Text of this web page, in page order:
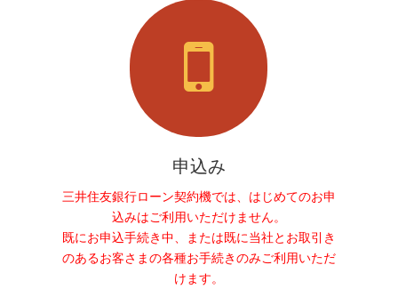
申込み
三井住友銀行ローン契約機では、はじめてのお申
込みはご利用いただけません。
既にお申込手続き中、または既に当社とお取引き
のあるお客さまの各種お手続きのみご利用いただ
けます。